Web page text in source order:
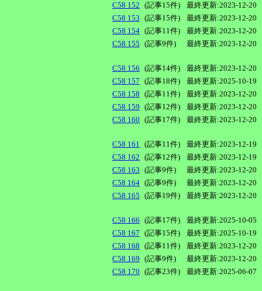
C58 152 (記事15件)
最終更新:2023-12-20
C58 153 (記事15件)
最終更新:2023-12-20
C58 154 (記事11件)
最終更新:2023-12-20
C58 155 (記事9件) 最終更新:2023-12-20
C58 156 (記事14件)
最終更新:2023-12-20
C58 157 (記事18件)
最終更新:2025-10-19
C58 158 (記事11件)
最終更新:2023-12-20
C58 159 (記事12件)
最終更新:2023-12-20
C58 160 (記事17件) 最終更新:2023-12-20
C58 161 (記事11件)
最終更新:2023-12-19
C58 162 (記事12件)
最終更新:2023-12-19
C58 163 (記事9件)
最終更新:2023-12-20
C58 164 (記事9件)
最終更新:2023-12-20
C58 165 (記事19件) 最終更新:2023-12-20
C58 166 (記事17件)
最終更新:2025-10-05
C58 167 (記事15件)
最終更新:2025-10-19
C58 168 (記事11件)
最終更新:2023-12-20
C58 169 (記事9件)
最終更新:2023-12-20
C58 170 (記事23件) 最終更新:2025-06-07